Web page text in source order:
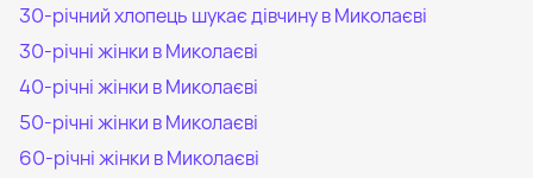
30-річний хлопець шукає дівчину в Миколаєві
30-річні жінки в Миколаєві
40-річні жінки в Миколаєві
50-річні жінки в Миколаєві
60-річні жінки в Миколаєві